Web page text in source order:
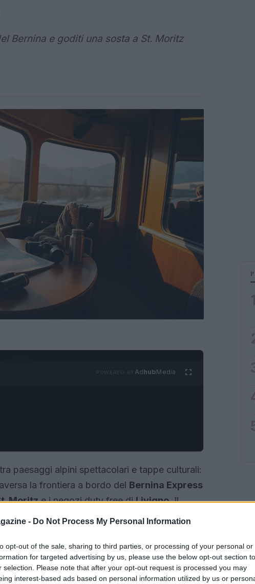
- Do Not Process My Personal Information
opt-out of the sale, sharing to third parties, or processing of your personal or
for targeted advertising by us, please use the below opt-out section to
selection. Please note that after your opt-out request is processed you may
interest-based ads based on personal information utilized by us or
Bernina e goditi una sosta a St. Moritz
AdhubMedia
paesaggi alpini spettacolari e tappe culturali:
la frontiera a bordo del Bernina Express
Moritze i negozi duty free diLivigno. Il
momenti di visita a piedi e tempo libero per
sono studiate per offrire sia l’emozione del
e acquisti.